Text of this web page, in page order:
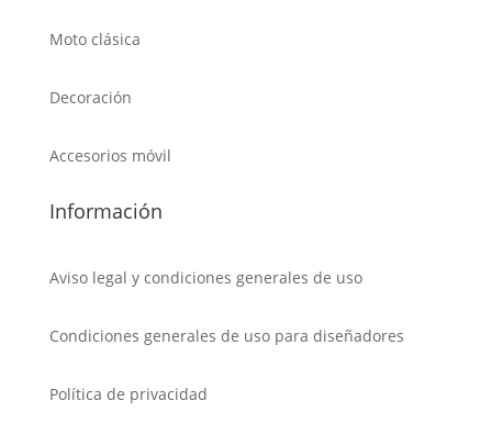
Moto clásica
Decoración
Accesorios móvil
Información
Aviso legal y condiciones generales de uso
Condiciones generales de uso para diseñadores
Política de privacidad